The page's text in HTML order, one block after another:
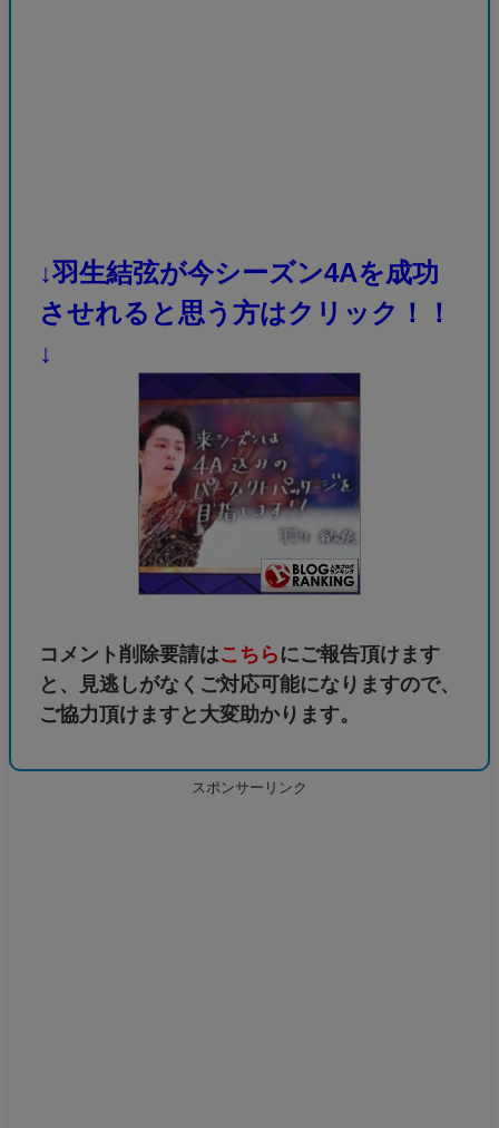
↓羽生結弦が今シーズン4Aを成功
させれると思う方はクリック！！
↓
コメント削除要請はこちら にご報告頂けます
と、見逃しがなくご対応可能になりますので、
ご協力頂けますと大変助かります。
スポンサーリンク